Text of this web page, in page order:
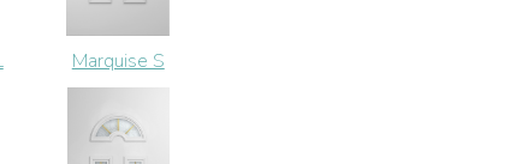
Marquise S